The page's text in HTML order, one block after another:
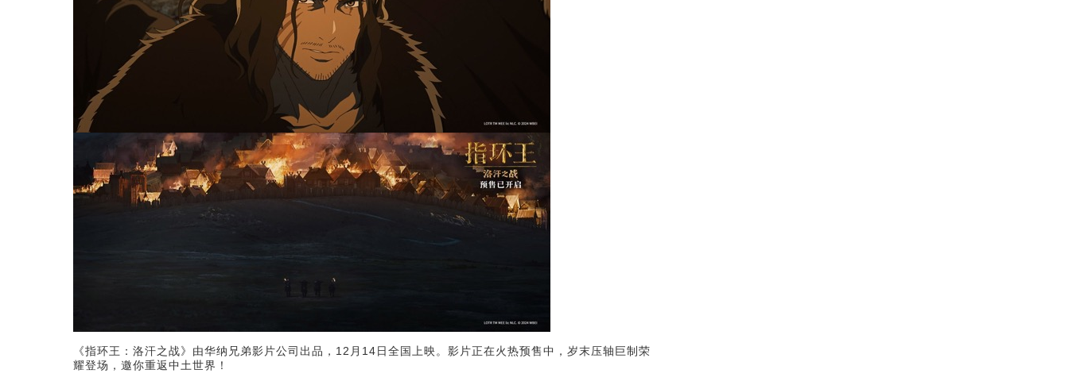
《指环王：洛汗之战》由华纳兄弟影片公司出品，12月14日全国上映。影片正在火热预售中，岁末压轴巨制荣
耀登场，邀你重返中土世界！